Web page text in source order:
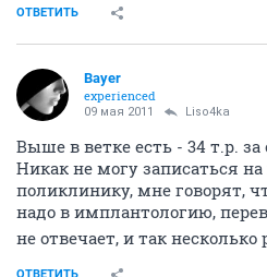
ОТВЕТИТЬ
Bayer
experienced
09 мая 2011 Liso4ka
Выше в ветке есть - 34 т.р.
Никак не могу записаться
поликлинику, мне говорят,
надо в имплантологию,
не отвечает, и так несколько